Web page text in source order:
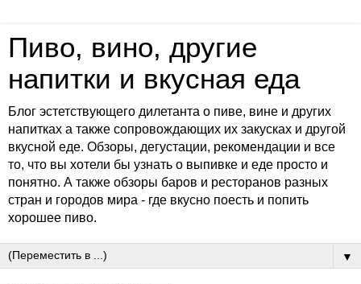
Пиво, вино, другие
напитки и вкусная еда
Блог эстетствующего дилетанта о пиве, вине и других
напитках а также сопровождающих их закусках и другой
вкусной еде. Обзоры, дегустации, рекомендации и все
то, что вы хотели бы узнать о выпивке и еде просто и
понятно. А также обзоры баров и ресторанов разных
стран и городов мира - где вкусно поесть и попить
хорошее пиво.
▼